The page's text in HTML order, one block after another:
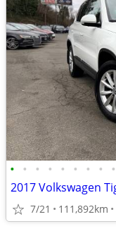
• • • • • • • • •
7/21 111,892km